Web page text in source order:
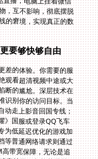
要够快够自由
差的体验。你需要的服
观看超清视频中途或大
断的尴尬。深层技术在
识别你的访问目标。当
动走上影音回国专线；
》国服或登录QQ飞车
为低延迟优化的游戏加
等普通网络请求则通过
高带宽保障，无论是追
竞技场，都能获得丝